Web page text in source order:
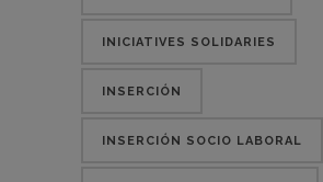
INICIATIVES SOLIDARIES
INSERCIÓN
INSERCIÓN SOCIO LABORAL